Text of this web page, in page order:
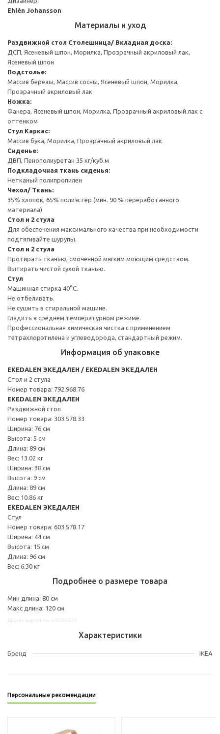
Ehlén Johansson
Материалы и уход
Раздвижной стол Столешница/ Вкладная доска:
ДСП, Ясеневый шпон, Морилка, Прозрачный акриловый лак,
Ясеневый шпон
Подстолье:
Массив березы, Массив сосны, Ясеневый шпон, Морилка,
Прозрачный акриловый лак
Ножка:
Фанера, Ясеневый шпон, Морилка, Прозрачный акриловый лак с
оттенком
Стул Каркас:
Массив бука, Морилка, Прозрачный акриловый лак
Сиденье:
ДВП, Пенополиуретан 35 кг/куб.м
Подкладочная ткань сиденья:
Нетканый полипропилен
Чехол/ Ткань:
35% хлопок, 65% полиэстер (мин. 90 % переработанного
материала)
Стол и 2 стула
Для обеспечения максимального качества при необходимости
подтягивайте шурупы.
Стол и 2 стула
Протирать тканью, смоченной мягким моющим средством.
Вытирать чистой сухой тканью.
Стул
Машинная стирка 40°С.
Не отбеливать.
Не сушить в стиральной машине.
Гладить в среднем температурном режиме.
Профессиональная химическая чистка с применением
тетрахлорэтилена и углеводорода, стандартный режим.
Информация об упаковке
EKEDALEN ЭКЕДАЛЕН / EKEDALEN ЭКЕДАЛЕН
Стол и 2 стула
Номер товара: 792.968.76
EKEDALEN ЭКЕДАЛЕН
Раздвижной стол
Номер товара: 303.578.33
Ширина: 76 см
Высота: 5 см
Длина: 89 см
Вес: 13.02 кг
Ширина: 38 см
Высота: 9 см
Длина: 89 см
Вес: 10.86 кг
EKEDALEN ЭКЕДАЛЕН
Стул
Номер товара: 603.578.17
Ширина: 44 см
Высота: 15 см
Длина: 96 см
Вес: 6.30 кг
Подробнее о размере товара
Мин длина: 80 см
Макс длина: 120 см
Характеристики
Бренд IKEA
Персональные рекомендации